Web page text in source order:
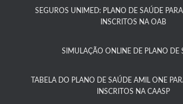
SEGUROS UNIMED: PLANO DE SAÚDE
INSCRITOS NA OAB
SIMULAÇÃO ONLINE DE PLANO DE
TABELA DO PLANO DE SAÚDE AMIL ONE
INSCRITOS NA CAASP​